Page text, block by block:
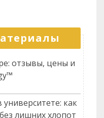
отзывы, цены и
как
лишних хлопот